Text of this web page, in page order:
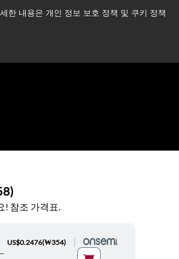
한 내용은 개인 정보 보호 정책 및 쿠키 정책
)
! 참조 가격표.
US$0.2476(₩354)